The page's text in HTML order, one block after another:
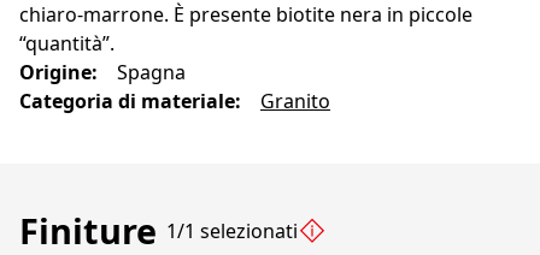
chiaro-marrone. È presente biotite nera in piccole
“quantità”.
Origine:
Spagna
Categoria di materiale: Granito
Finiture 1/1 selezionati